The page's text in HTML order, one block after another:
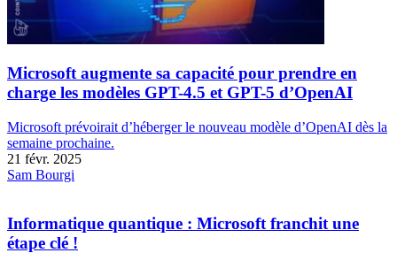
Microsoft augmente sa capacité pour prendre en
charge les modèles GPT-4.5 et GPT-5 d’OpenAI
Microsoft prévoirait d’héberger le nouveau modèle d’OpenAI dès la
semaine prochaine.
21 févr. 2025
Sam Bourgi
Informatique quantique : Microsoft franchit une
étape clé !